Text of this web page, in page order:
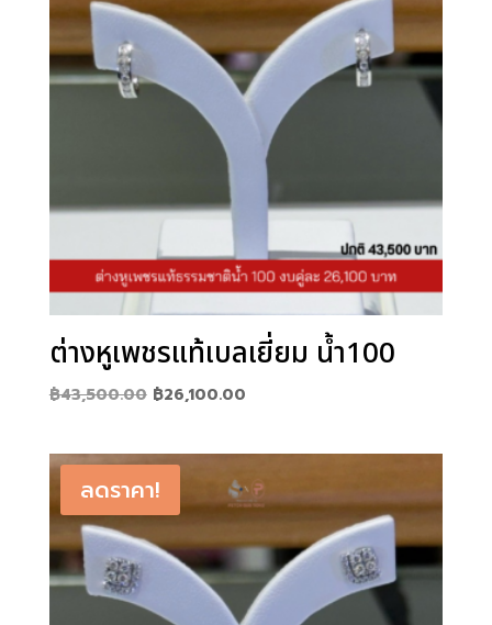
ต่างหูเพชรแท้เบลเยี่ยม น้ำ100
฿43,500.00 Original
฿43,500.00.
฿26,100.00Current
ลดราคา!